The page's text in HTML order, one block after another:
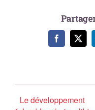
Facebook
X
Le développement